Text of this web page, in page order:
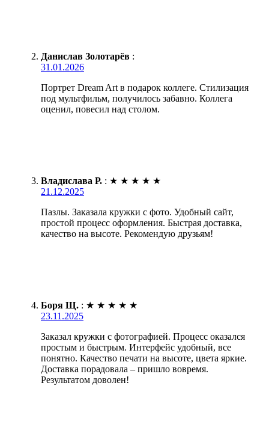
Данислав Золотарёв :
31.01.2026
Портрет Dream Art в подарок коллеге. Стилизация
под мультфильм, получилось забавно. Коллега
оценил, повесил над столом.
Владислава Р. : ★ ★ ★ ★ ★
21.12.2025
Пазлы. Заказала кружки с фото. Удобный сайт,
простой процесс оформления. Быстрая доставка,
качество на высоте. Рекомендую друзьям!
Боря Щ. : ★ ★ ★ ★ ★
23.11.2025
Заказал кружки с фотографией. Процесс оказался
простым и быстрым. Интерфейс удобный, все
понятно. Качество печати на высоте, цвета яркие.
Доставка порадовала – пришло вовремя.
Результатом доволен!